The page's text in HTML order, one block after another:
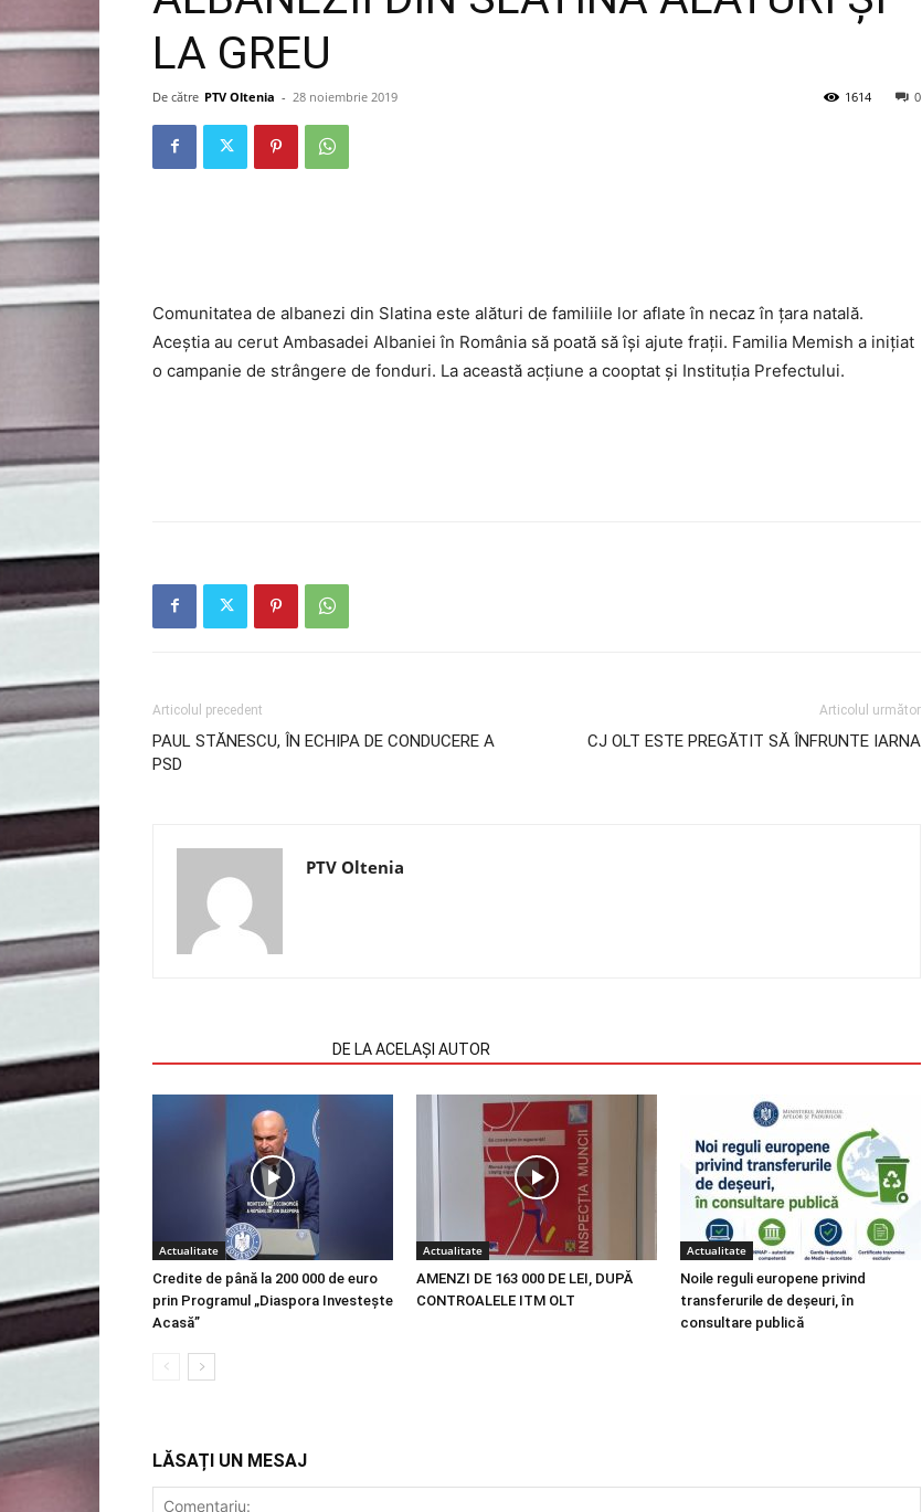
LA GREU
De către PTV Oltenia - 28 noiembrie 2019 0
1614
Comunitatea de albanezi din Slatina este alături de familiile lor aflate în necaz în țara natală.
Aceștia au cerut Ambasadei Albaniei în România să poată să își ajute frații. Familia Memish a inițiat
o campanie de strângere de fonduri. La această acțiune a cooptat și Instituția Prefectului.
Articolul precedent
PAUL STĂNESCU, ÎN ECHIPA DE CONDUCERE A
PSD
Articolul următor
CJ OLT ESTE PREGĂTIT SĂ ÎNFRUNTE IARNA
PTV Oltenia
DE LA ACELAȘI AUTOR
Actualitate
Credite de până la 200 000 de euro
prin Programul „Diaspora Investește
Acasă”
Actualitate
AMENZI DE 163 000 DE LEI, DUPĂ
CONTROALELE ITM OLT
Actualitate
Noile reguli europene privind
transferurile de deșeuri, în
consultare publică
LĂSAȚI UN MESAJ